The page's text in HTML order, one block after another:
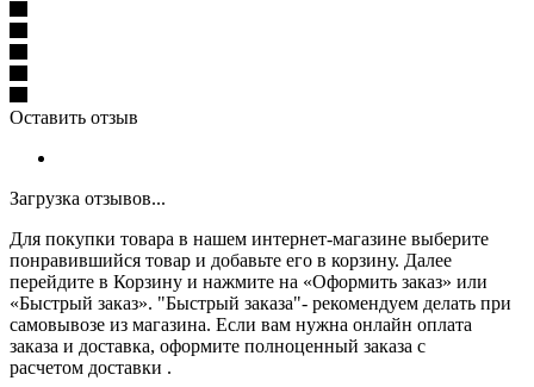
Оставить отзыв
Загрузка отзывов...
Для покупки товара в нашем интернет-магазине выберите
понравившийся товар и добавьте его в корзину. Далее
перейдите в Корзину и нажмите на «Оформить заказ» или
«Быстрый заказ». "Быстрый заказа"- рекомендуем делать при
самовывозе из магазина. Если вам нужна онлайн оплата
заказа и доставка, оформите полноценный заказа с
расчетом доставки .